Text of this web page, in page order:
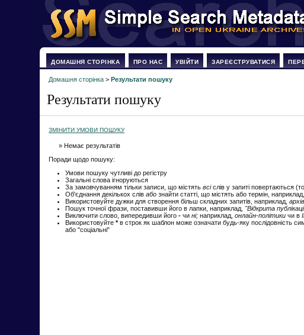
ДОМАШНЯ СТОРІНКА ПРО НАС УВІЙТИ ЗАРЕЄСТРУВАТИСЯ
Домашня сторінка >Результати пошуку
Результати пошуку
ЗМІНИТИ УМОВИ ПОШУКУ
» Немає результатів
Поради щодо пошуку:
Умови пошуку чутливі до регістру
Загальні слова ігноруються
За замовчуванням тільки записи, що містятьвсіслів у запиті повертаються
Об'єднання декількох слівабо знайти статті, що містять або термін,
Використовуйте дужки для створення більш складних запитів, наприклад,
Пошук точної фрази, поставивши його в лапки, наприклад, "Відкрита
Виключити слово, випередивши його- чині; наприклад,онлайн-політики чи в
Використовуйте*в строк як шаблон може означати будь-яку послідовність
або "соціальні"